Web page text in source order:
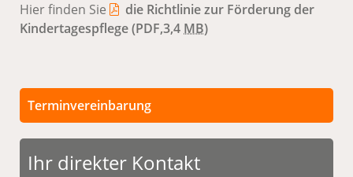
Hier finden Sie
die Richtlinie zur Förderung der
Kindertagespflege(PDF,3,4 MB)
Terminvereinbarung
Persönliche Termine sind nach vorheriger
Vereinbarung möglich.
Ihr direkter Kontakt